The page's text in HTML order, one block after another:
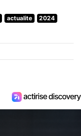
actualite
2024